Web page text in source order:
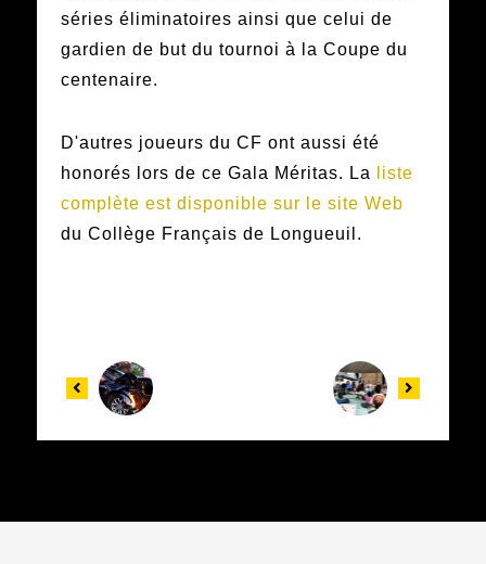
séries éliminatoires ainsi que celui de
gardien de but du tournoi à la Coupe du
centenaire.
D'autres joueurs du CF ont aussi été
honorés lors de ce Gala Méritas. La
liste
complète est disponible sur le site Web
du Collège Français de Longueuil.